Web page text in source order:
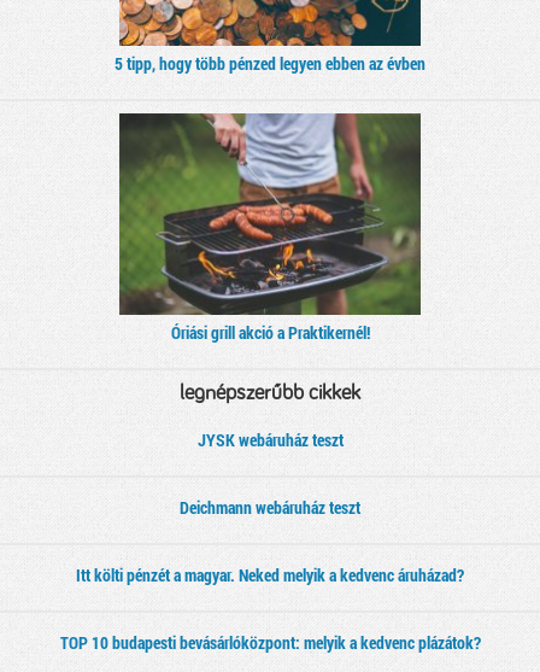
5 tipp, hogy több pénzed legyen ebben az évben
Óriási grill akció a Praktikernél!
legnépszerűbb cikkek
JYSK webáruház teszt
Deichmann webáruház teszt
Itt költi pénzét a magyar. Neked melyik a kedvenc áruházad?
TOP 10 budapesti bevásárlóközpont: melyik a kedvenc plázátok?